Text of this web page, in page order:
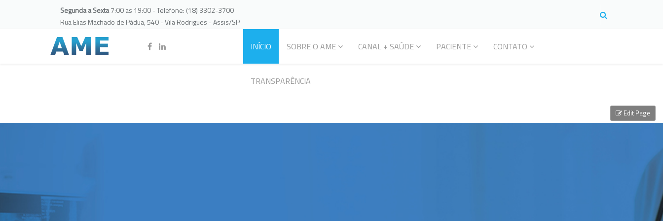
Segunda a Sexta7:00 as 19:00 - Telefone: (18) 3302-3700
Rua Elias Machado de Pádua, 540 - Vila Rodrigues - Assis/SP
INÍCIO SOBRE O AME CANAL + SAÚDE PACIENTE CONTATO
TRANSPARÊNCIA
Edit Page